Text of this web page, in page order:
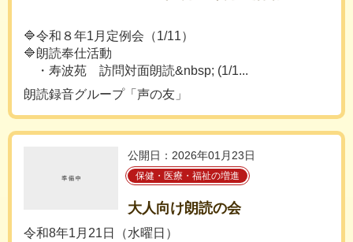
🔷令和８年1月定例会（1/11）
🔷朗読奉仕活動
・寿波苑 訪問対面朗読&nbsp; (1/1...
朗読録音グループ「声の友」
公開日：2026年01月23日
保健・医療・福祉の増進
大人向け朗読の会
令和8年1月21日（水曜日）